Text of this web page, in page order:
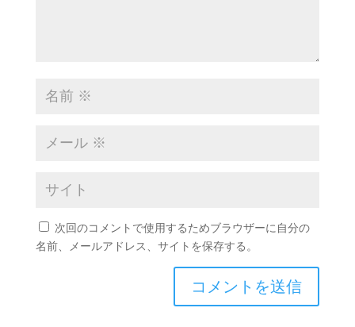
次回のコメントで使用するためブラウザーに自分の
名前、メールアドレス、サイトを保存する。